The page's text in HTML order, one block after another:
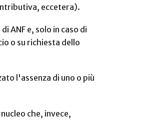
eccetera).
ANF e, solo in caso di
o su richiesta dello
l'assenza di uno o più
che, invece,